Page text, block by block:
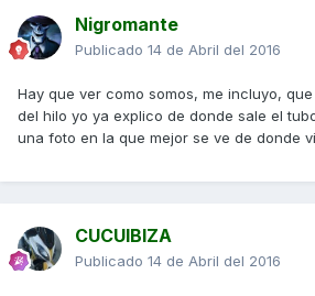
Nigromante
Publicado 14 de Abril del 2016
Hay que ver como somos, me incluyo,
del hilo yo ya explico de donde sale el
una foto en la que mejor se ve de donde
CUCUIBIZA
Publicado 14 de Abril del 2016